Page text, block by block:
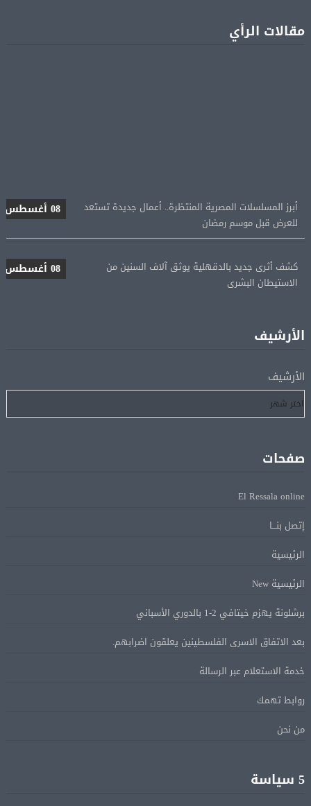
مقالات الرأي
للعرض قبل موسم رمضان
الاستيطان البشرى
المؤهلة لأولمبياد 2028
إسبانيا تعيد فرض الرقابة على حدودها مع إيطاليا وسط
خلاف متصاعد بشأن الهجرة
الرئيس الإيرانى: الظروف الراهنة فرصة للتوصل إلى اتفاق
عبر المفاوضات
Alcool américain au Canada: «Carney risque d’être pris en
sandwich entre Trump et les provinces»
«Aucune négociation ne peut être bonne avec
l’administration Trump en ce moment», estime une
spécialiste en droit commercial
إلى 6,4%
الأرشيف
الأرشيف
صفحات
El Ressala online
إتصل بنـــا
الرئيسية
الرئيسية New
برشلونة يهزم خيتافي 2-1 بالدوري الأسباني
بعد الاتفاق الاسرى الفلسطينين يعلقون اضرابهم.
خدمة الاستعلام عبر الرسالة
روابط تهمك
من نحن
5 سياسة